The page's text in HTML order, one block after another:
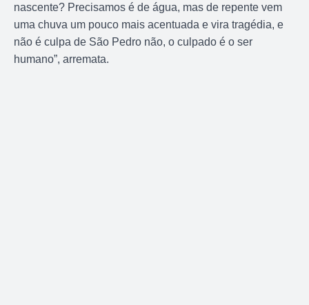
nascente? Precisamos é de água, mas de repente vem
uma chuva um pouco mais acentuada e vira tragédia, e
não é culpa de São Pedro não, o culpado é o ser
humano”, arremata.